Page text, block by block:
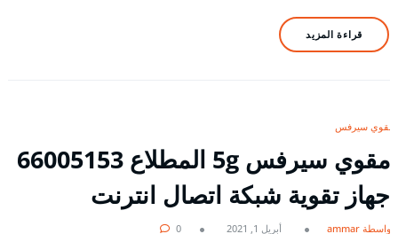
قراءة المزيد
مقوي سيرفس
مقوي سيرفس 5g المطلاع 66005153
جهاز تقوية شبكة اتصال انترنت
بواسطة ammar أبريل 1, 2021 0